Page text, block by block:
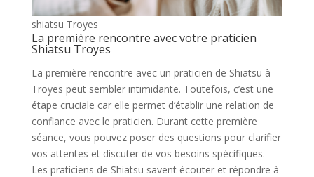
shiatsu Troyes
La première rencontre avec votre praticien
Shiatsu Troyes
La première rencontre avec un praticien de Shiatsu à
Troyes peut sembler intimidante. Toutefois, c’est une
étape cruciale car elle permet d’établir une relation de
confiance avec le praticien. Durant cette première
séance, vous pouvez poser des questions pour clarifier
vos attentes et discuter de vos besoins spécifiques.
Les praticiens de Shiatsu savent écouter et répondre à